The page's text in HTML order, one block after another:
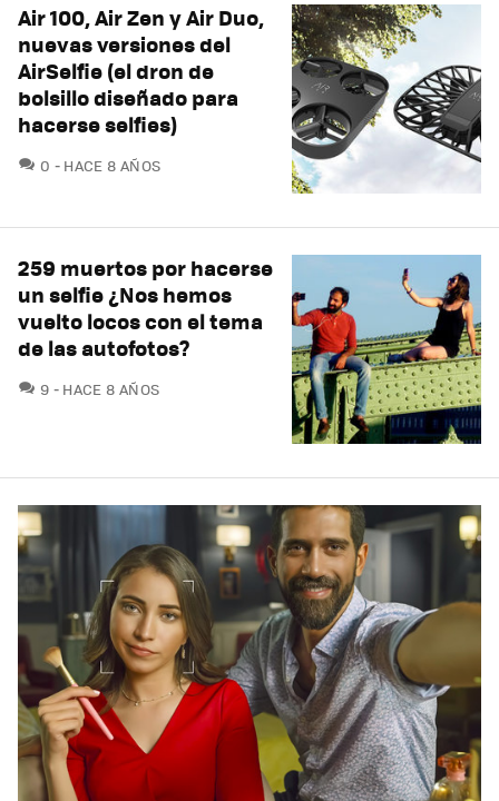
Air 100, Air Zen y Air Duo,
nuevas versiones del
AirSelfie (el dron de
bolsillo diseñado para
hacerse selfies)
0 COMENTARIOS
HACE 8 AÑOS
259 muertos por hacerse
un selfie ¿Nos hemos
vuelto locos con el tema
de las autofotos?
9 COMENTARIOS
HACE 8 AÑOS